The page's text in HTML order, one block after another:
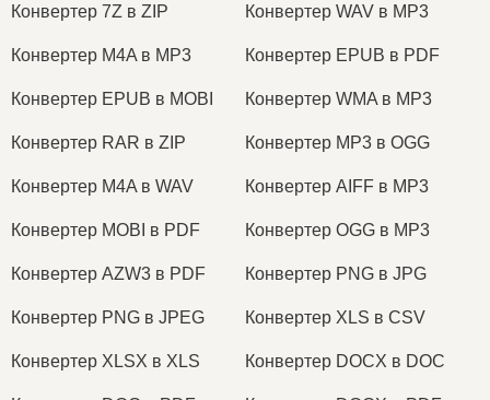
Конвертер 7Z в ZIP Конвертер WAV в MP3
Конвертер M4A в MP3 Конвертер EPUB в PDF
Конвертер EPUB в MOBI Конвертер WMA в MP3
Конвертер RAR в ZIP Конвертер MP3 в OGG
Конвертер M4A в WAV Конвертер AIFF в MP3
Конвертер MOBI в PDF Конвертер OGG в MP3
Конвертер AZW3 в PDF Конвертер PNG в JPG
Конвертер PNG в JPEG Конвертер XLS в CSV
Конвертер XLSX в XLS Конвертер DOCX в DOC